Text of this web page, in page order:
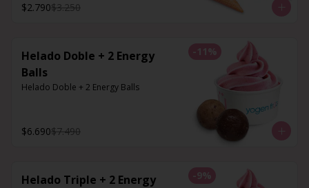
$2.790$3.250
-11 %
Helado Doble + 2 Energy
Balls
Helado Doble + 2 Energy Balls
$6.690$7.490
-9%
Helado Triple + 2 Energy